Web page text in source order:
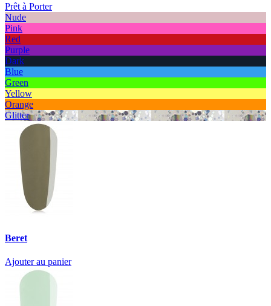
Prêt à Porter
Nude
Pink
Red
Purple
Dark
Blue
Green
Yellow
Orange
Glitter
Beret
Ajouter au panier